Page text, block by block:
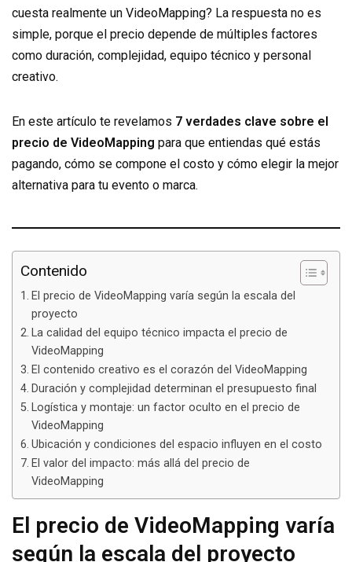
cuesta realmente un VideoMapping? La respuesta no es
simple, porque el precio depende de múltiples factores
como duración, complejidad, equipo técnico y personal
creativo.
En este artículo te revelamos 7 verdades clave sobre el
precio de VideoMapping para que entiendas qué estás
pagando, cómo se compone el costo y cómo elegir la mejor
alternativa para tu evento o marca.
Contenido
El precio de VideoMapping varía según la escala del
proyecto
La calidad del equipo técnico impacta el precio de
VideoMapping
El contenido creativo es el corazón del VideoMapping
Duración y complejidad determinan el presupuesto final
Logística y montaje: un factor oculto en el precio de
VideoMapping
Ubicación y condiciones del espacio influyen en el costo
El valor del impacto: más allá del precio de
VideoMapping
El precio de VideoMapping varía
según la escala del proyecto